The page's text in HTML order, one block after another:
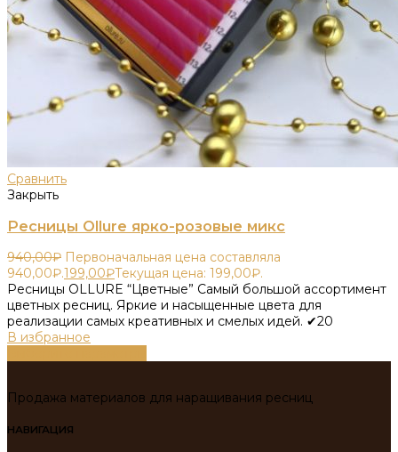
Сравнить
Закрыть
Ресницы Ollure ярко-розовые микс
940,00₽ Первоначальная цена составляла
940,00₽.199,00₽Текущая цена: 199,00₽.
Ресницы OLLURE “Цветные” Самый большой ассортимент
цветных ресниц. Яркие и насыщенные цвета для
реализации самых креативных и смелых идей. ✔20
В избранное
Продажа материалов для наращивания ресниц
НАВИГАЦИЯ